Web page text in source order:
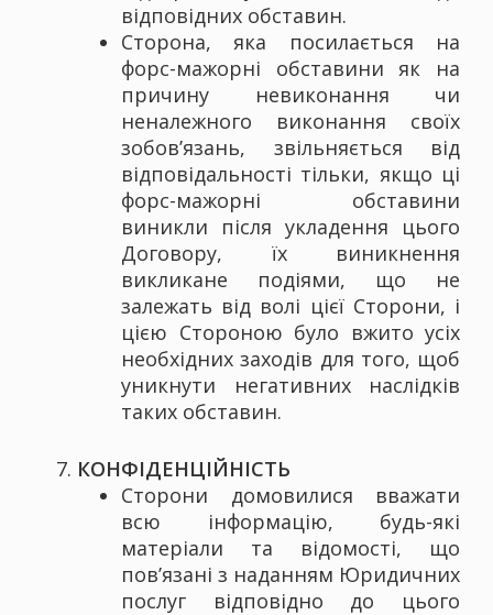
відповідних обставин.
Сторона, яка посилається на
форс-мажорні обставини як на
причину невиконання чи
неналежного виконання своїх
зобов’язань, звільняється від
відповідальності тільки, якщо ці
форс-мажорні обставини
виникли після укладення цього
Договору, їх виникнення
викликане подіями, що не
залежать від волі цієї Сторони, і
цією Стороною було вжито усіх
необхідних заходів для того, щоб
уникнути негативних наслідків
таких обставин.
КОНФІДЕНЦІЙНІСТЬ
Сторони домовилися вважати
всю інформацію, будь-які
матеріали та відомості, що
пов’язані з наданням Юридичних
послуг відповідно до цього